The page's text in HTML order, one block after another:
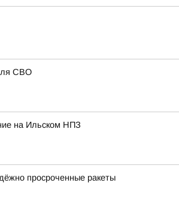
СВО
на Ильском НПЗ
просроченные ракеты